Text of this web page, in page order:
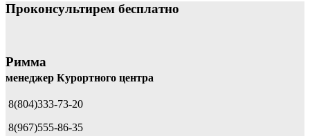
Проконсультирем бесплатно
Римма
менеджер Курортного центра
8(804)333-73-20
8(967)555-86-35